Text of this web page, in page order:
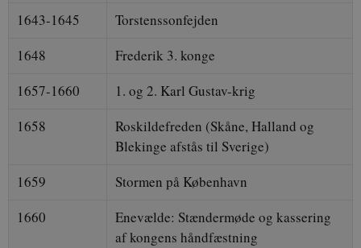
1643-1645
Torstenssonfejden
1648
Frederik 3. konge
1657-1660
1. og 2. Karl Gustav-krig
1658
Roskildefreden (Skåne, Halland og
Blekinge afstås til Sverige)
1659
Stormen på København
1660
Enevælde: Stændermøde og kassering
af kongens håndfæstning